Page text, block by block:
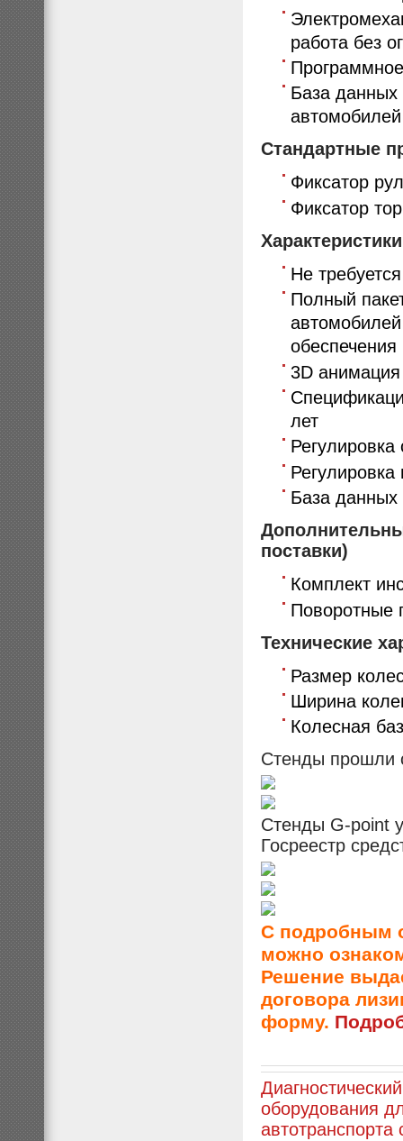
работа без
База данных
автомобилей
Стандартные
Фиксатор
Фиксатор
Не
Полный
3D анимация
лет
База данных
поставки)
Комплект
Поворотные
Технические
Размер
Ширина
Колесная
Стенды прошли
Стенды G-point
Госреестр
С подробным
можно
Решение
договора
форму.
оборудования